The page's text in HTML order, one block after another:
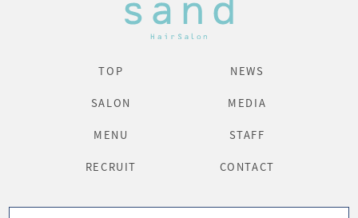
TOP NEWS
SALON MEDIA
MENU STAFF
RECRUIT CONTACT